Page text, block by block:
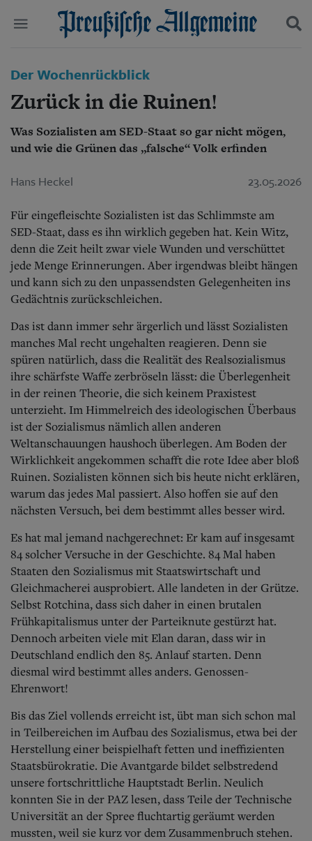
Start
Wer wir sind
Abonnenten-Login
Abonnent werden
Abo Prämien
Archiv
Mediadaten
Politik
Wirtschaft
Gesellschaft
Leben
Berlin-Brandenburg
Schlesien
Danzig und Westpreußen
Bücher
Kontakt
Impressum
Datenschutz
Suchen und finden
Der Wochenrückblick
Zurück in die Ruinen!
Was Sozialisten am SED-Staat so gar nicht mögen,
und wie die Grünen das „falsche“ Volk erfinden
Hans Heckel 23.05.2026
Für eingefleischte Sozialisten ist das Schlimmste am
SED-Staat, dass es ihn wirklich gegeben hat. Kein Witz,
denn die Zeit heilt zwar viele Wunden und verschüttet
jede Menge Erinnerungen. Aber irgendwas bleibt hängen
und kann sich zu den unpassendsten Gelegenheiten ins
Gedächtnis zurückschleichen.
Das ist dann immer sehr ärgerlich und lässt Sozialisten
manches Mal recht ungehalten reagieren. Denn sie
spüren natürlich, dass die Realität des Realsozialismus
ihre schärfste Waffe zerbröseln lässt: die Überlegenheit
in der reinen Theorie, die sich keinem Praxistest
unterzieht. Im Himmelreich des ideologischen Überbaus
ist der Sozialismus nämlich allen anderen
Weltanschauungen haushoch überlegen. Am Boden der
Wirklichkeit angekommen schafft die rote Idee aber bloß
Ruinen. Sozialisten können sich bis heute nicht erklären,
warum das jedes Mal passiert. Also hoffen sie auf den
nächsten Versuch, bei dem bestimmt alles besser wird.
Es hat mal jemand nachgerechnet: Er kam auf insgesamt
84 solcher Versuche in der Geschichte. 84 Mal haben
Staaten den Sozialismus mit Staatswirtschaft und
Gleichmacherei ausprobiert. Alle landeten in der Grütze.
Selbst Rotchina, dass sich daher in einen brutalen
Frühkapitalismus unter der Parteiknute gestürzt hat.
Dennoch arbeiten viele mit Elan daran, dass wir in
Deutschland endlich den 85. Anlauf starten. Denn
diesmal wird bestimmt alles anders. Genossen-
Ehrenwort!
Bis das Ziel vollends erreicht ist, übt man sich schon mal
in Teilbereichen im Aufbau des Sozialismus, etwa bei der
Herstellung einer beispielhaft fetten und ineffizienten
Staatsbürokratie. Die Avantgarde bildet selbstredend
unsere fortschrittliche Hauptstadt Berlin. Neulich
konnten Sie in der PAZ lesen, dass Teile der Technische
Universität an der Spree fluchtartig geräumt werden
mussten, weil sie kurz vor dem Zusammenbruch stehen.